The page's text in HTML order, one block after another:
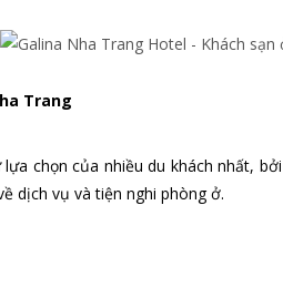
Trang
chọn của nhiều du khách nhất,
dịch vụ và tiện nghi phòng ở.